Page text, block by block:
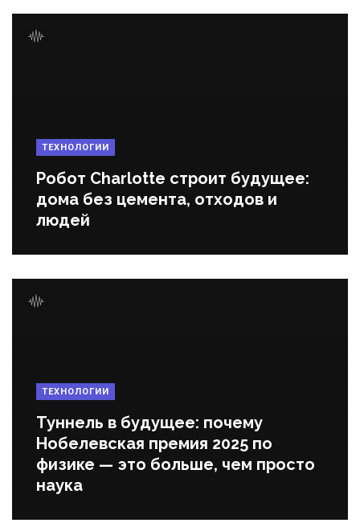
ТЕХНОЛОГИИ
Робот Charlotte строит будущее:
дома без цемента, отходов и
людей
ТЕХНОЛОГИИ
Туннель в будущее: почему
Нобелевская премия 2025 по
физике — это больше, чем просто
наука